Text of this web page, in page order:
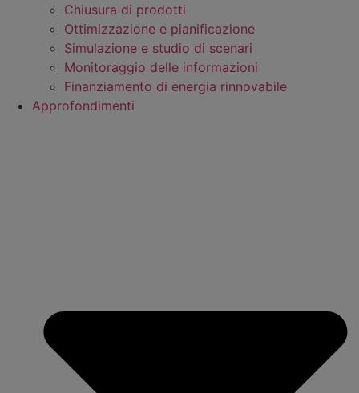
Chiusura di prodotti
Ottimizzazione e pianificazione
Simulazione e studio di scenari
Monitoraggio delle informazioni
Finanziamento di energia rinnovabile
Approfondimenti